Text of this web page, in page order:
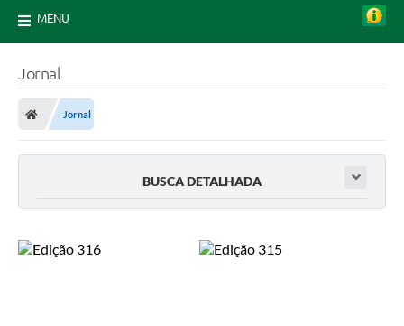
MENU
Jornal
Jornal
BUSCA DETALHADA